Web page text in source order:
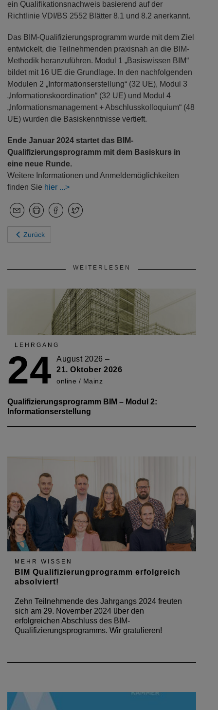
ein Qualifikationsnachweis basierend auf der
Richtlinie VDI/BS 2552 Blätter 8.1 und 8.2 an­erkannt.
Das BIM-Qualifizierungsprogramm wurde mit dem Ziel
entwickelt, die Teilnehmenden praxisnah an die BIM-
Methodik heranzufüh­ren. Modul 1 „Basiswissen BIM“
bildet mit 16 UE die Grundlage. In den nachfolgenden
Modulen 2 „Informationserstellung“ (32 UE), Modul 3
„Informationskoordination“ (32 UE) und Modul 4
„Informationsmanagement + Abschlusskolloquium“ (48
UE) wurden die Basiskenntnisse vertieft.
Ende Januar 2024 startet das BIM-
Qualifizierungsprogramm mit dem Basiskurs in
eine neue Runde.
Weitere Informationen und Anmeldemöglichkeiten
finden Sie hier
Zurück
WEITERLESEN
LEHRGANG
24
August 2026 –
21. Oktober 2026
online / Mainz
Qualifizierungsprogramm BIM – Modul 2:
Informationserstellung
MEHR WISSEN
BIM Qualifizierungprogramm erfolgreich
absolviert!
Zehn Teilnehmende des Jahrgangs 2024 freuten
sich am 29. November 2024 über den
erfolgreichen Abschluss des BIM-
Qualifizierungsprogramms. Wir gratulieren!